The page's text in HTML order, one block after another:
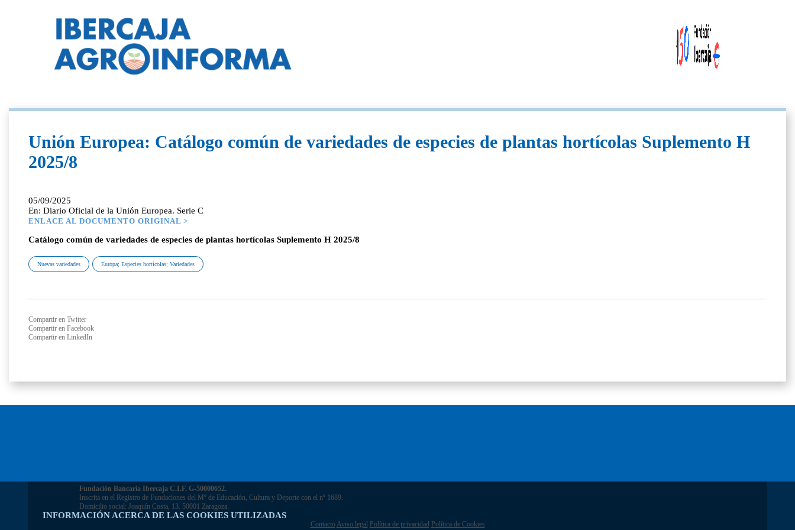
INFORMACIÓN ACERCA DE LAS COOKIES UTILIZADAS
Unión Europea: Catálogo común de variedades de especies de plantas hortícolas Suplemento H
2025/8
05/09/2025
En: Diario Oficial de la Unión Europea. Serie C
ENLACE AL DOCUMENTO ORIGINAL >
Catálogo común de variedades de especies de plantas hortícolas Suplemento H 2025/8
Nuevas variedades Europa; Especies hortícolas; Variedades
Compartir en Twitter
Compartir en Facebook
Compartir en LinkedIn
Fundación Bancaria Ibercaja C.I.F. G-50000652.
Inscrita en el Registro de Fundaciones del Mº de Educación, Cultura y Deporte con el nº 1689.
Domicilio social: Joaquín Costa, 13. 50001 Zaragoza.
Contacto Aviso legal Política de privacidad Política de Cookies